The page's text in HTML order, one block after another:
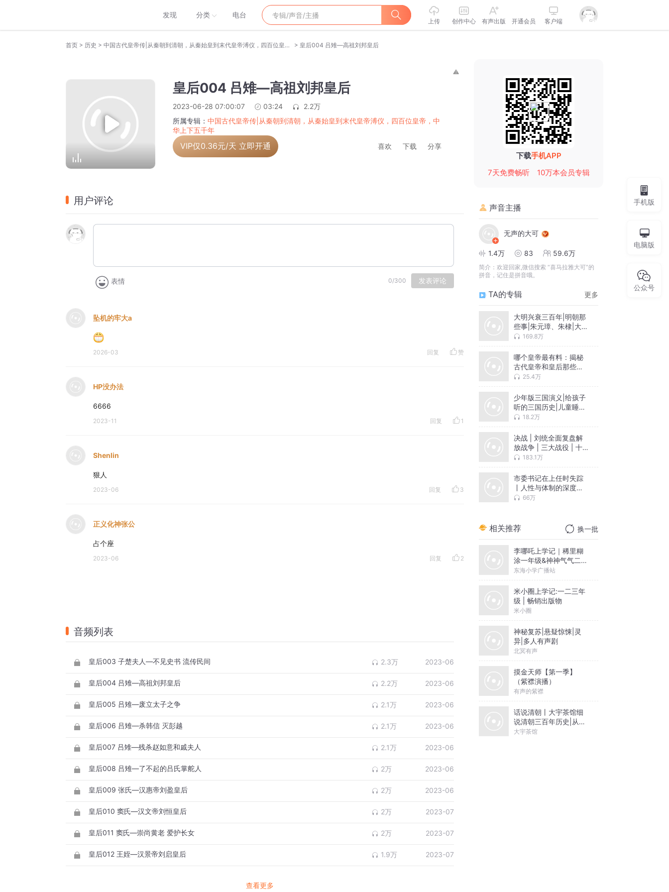
发现 分类 电台
上传 创作中心 有声出版 开通会员 客户端
首页 > 历史 > 中国古代皇帝传|从秦朝到清朝，从秦始皇到末代皇帝溥仪，四百位皇帝，中华上下五千年 > 皇后004 吕雉—高祖刘邦皇后
皇后004 吕雉—高祖刘邦皇后
2023-06-28 07:00:07 03:24
2.2万
所属专辑： 中国古代皇帝传|从秦朝到清朝，从秦始皇到末代皇帝溥仪，四百位皇帝，中
华上下五千年
VIP仅0.36元/天 立即开通 喜欢 下载 分享
用户评论
表情 0/300 发表评论
坠机的牢大a
2026-03 回复 赞
HP没办法
6666
2023-11 回复 1
Shenlin
狠人
2023-06 回复 3
正义化神张公
占个座
2023-06 回复 2
音频列表
皇后003 子楚夫人—不见史书 流传民间 2.3万 2023-06
皇后004 吕雉—高祖刘邦皇后 2.2万 2023-06
皇后005 吕雉—废立太子之争 2.1万 2023-06
皇后006 吕雉—杀韩信 灭彭越 2.1万 2023-06
皇后007 吕雉—残杀赵如意和戚夫人 2.1万 2023-06
皇后008 吕雉—了不起的吕氏掌舵人 2万 2023-06
皇后009 张氏—汉惠帝刘盈皇后 2万 2023-06
皇后010 窦氏—汉文帝刘恒皇后 2万 2023-07
皇后011 窦氏—崇尚黄老 爱护长女 2万 2023-07
皇后012 王姪—汉景帝刘启皇后 1.9万 2023-07
查看更多
下载手机APP
7天免费畅听
10万本会员专辑
声音主播
无声的大可
1.4万 83 59.6万
简介： 欢迎回家,微信搜索 “喜马拉雅大可”的
拼音，记住是拼音哦。
TA的专辑 更多
大明兴衰三百年|明朝那
些事|朱元璋、朱棣|大明
王朝1566
169.8万
哪个皇帝最有料：揭秘
古代皇帝和皇后那些奇
葩事儿
25.4万
少年版三国演义|给孩子
听的三国历史|儿童睡前
故事|大可讲故事
18.2万
决战 | 刘统全面复盘解
放战争 | 三大战役 | 十
大元帅经典战争纪实
183.1万
市委书记在上任时失踪
丨人性与体制的深度探
讨丨官场生态全景图
66万
相关推荐 换一批
李哪吒上学记｜稀里糊
涂一年级&神神气气二年
级
东海小学广播站
米小圈上学记:一二三年
级 | 畅销出版物
米小圈
神秘复苏|悬疑惊悚|灵
异|多人有声剧
北冥有声
摸金天师【第一季】
（紫襟演播）
有声的紫襟
话说清朝丨大宇茶馆细
说清朝三百年历史|从努
尔哈赤到末代皇帝溥仪|
大宇茶馆
手机版
电脑版
公众号